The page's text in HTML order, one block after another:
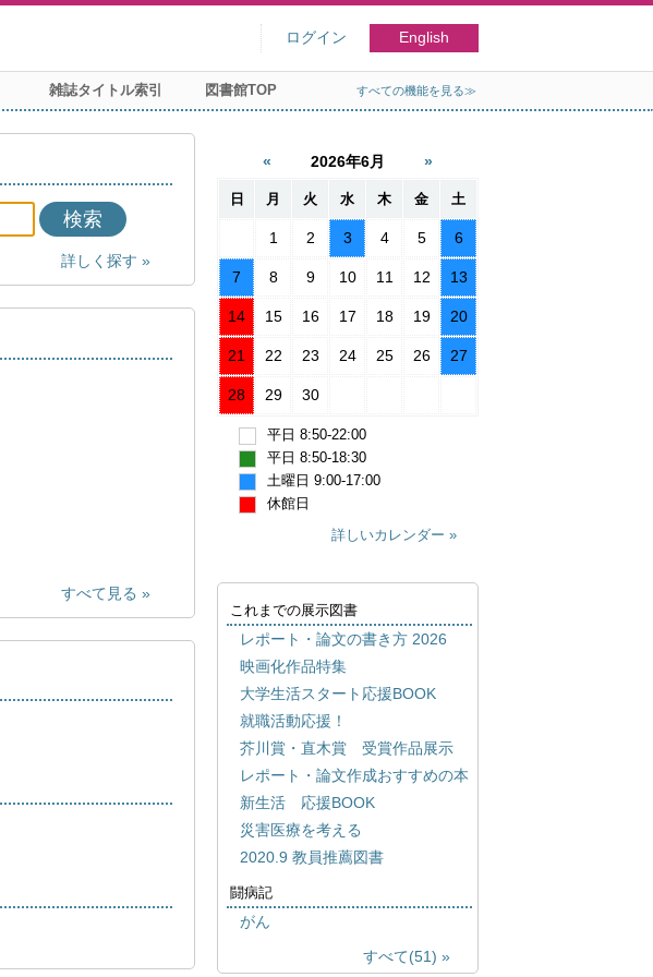
ログイン English
雑誌タイトル索引 図書館TOP すべての機能を見る≫
検索
詳しく探す
すべて見る
2026年6月
日 月 火 水 木 金 土
1 2 3 4 5 6
7 8 9 10 11 12 13
14 15 16 17 18 19 20
21 22 23 24 25 26 27
28 29 30
平日 8:50-22:00
平日 8:50-18:30
土曜日 9:00-17:00
休館日
詳しいカレンダー
これまでの展示図書
レポート・論文の書き方 2026
映画化作品特集
大学生活スタート応援BOOK
就職活動応援！
芥川賞・直木賞 受賞作品展示
レポート・論文作成おすすめの本
新生活 応援BOOK
災害医療を考える
2020.9 教員推薦図書
闘病記
がん
すべて(51)